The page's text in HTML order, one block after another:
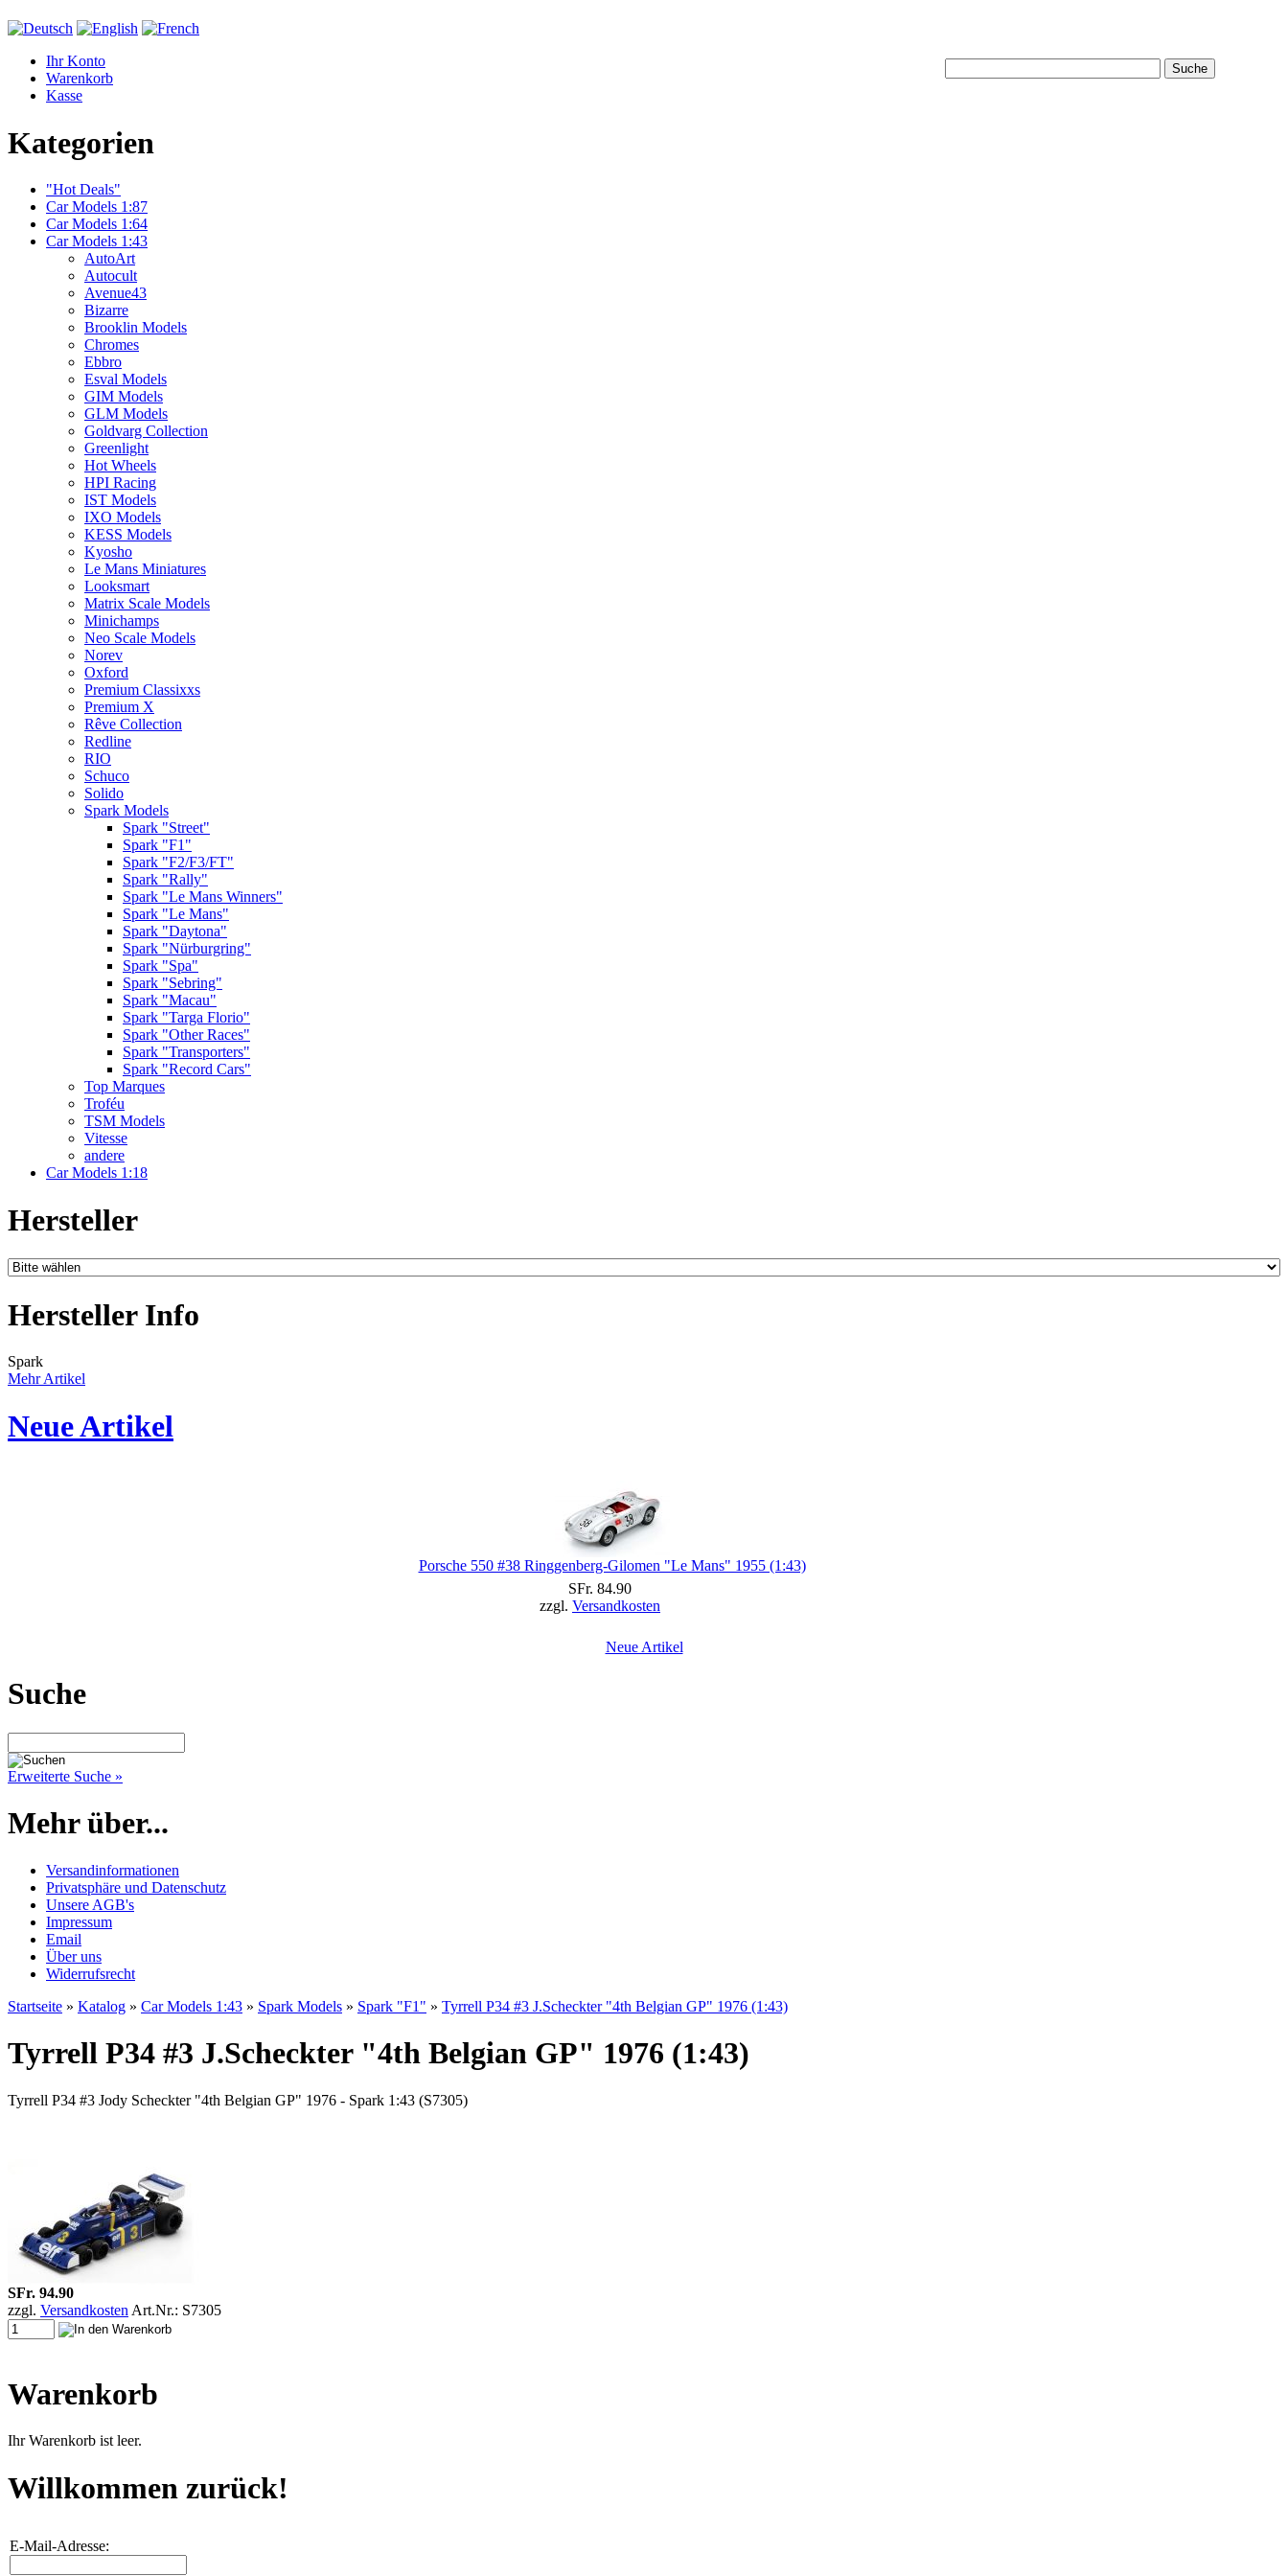
Ihr Konto
Warenkorb
Kasse
Kategorien
"Hot Deals"
Car Models 1:87
Car Models 1:64
Car Models 1:43
AutoArt
Autocult
Avenue43
Bizarre
Brooklin Models
Chromes
Ebbro
Esval Models
GIM Models
GLM Models
Goldvarg Collection
Greenlight
Hot Wheels
HPI Racing
IST Models
IXO Models
KESS Models
Kyosho
Le Mans Miniatures
Looksmart
Matrix Scale Models
Minichamps
Neo Scale Models
Norev
Oxford
Premium Classixxs
Premium X
Rêve Collection
Redline
RIO
Schuco
Solido
Spark Models
Spark "Street"
Spark "F1"
Spark "F2/F3/FT"
Spark "Rally"
Spark "Le Mans Winners"
Spark "Le Mans"
Spark "Daytona"
Spark "Nürburgring"
Spark "Spa"
Spark "Sebring"
Spark "Macau"
Spark "Targa Florio"
Spark "Other Races"
Spark "Transporters"
Spark "Record Cars"
Top Marques
Troféu
TSM Models
Vitesse
andere
Car Models 1:18
Hersteller
Hersteller Info
Spark
Mehr Artikel
Neue Artikel
Porsche 550 #38 Ringgenberg-Gilomen "Le Mans" 1955 (1:43)
SFr. 84.90
zzgl. Versandkosten
Neue Artikel
Suche
Erweiterte Suche »
Mehr über...
Versandinformationen
Privatsphäre und Datenschutz
Unsere AGB's
Impressum
Email
Über uns
Widerrufsrecht
Startseite » Katalog » Car Models 1:43 » Spark Models » Spark "F1" » Tyrrell P34 #3 J.Scheckter "4th Belgian GP" 1976 (1:43)
Tyrrell P34 #3 J.Scheckter "4th Belgian GP" 1976 (1:43)
Tyrrell P34 #3 Jody Scheckter "4th Belgian GP" 1976 - Spark 1:43 (S7305)
SFr. 94.90
zzgl. Versandkosten Art.Nr.: S7305
Warenkorb
Ihr Warenkorb ist leer.
Willkommen zurück!
E-Mail-Adresse: